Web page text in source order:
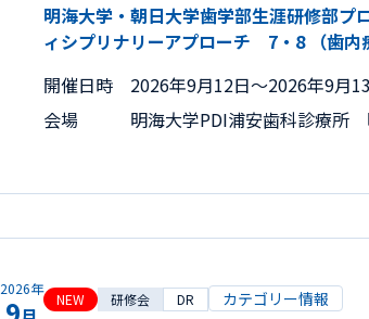
明海大学・朝日大学歯学部生涯研修部
ィシプリナリーアプローチ 7・8 （歯
開催日時
2026年9月12日〜2026年9月
会場
明海大学PDI浦安歯科診療所
2026年
NEW 研修会 DR カテゴリー情報